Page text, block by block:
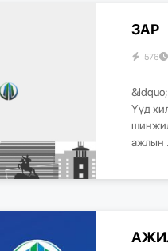
ЗАР
576
Үүд
ажлын